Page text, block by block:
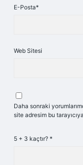
E-Posta*
Web Sitesi
Daha sonraki
site adresim bu
5 + 3 kaçtır? *